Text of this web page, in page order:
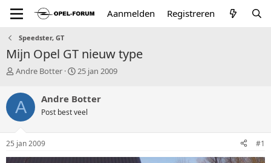
Aanmelden Registreren
Speedster, GT
Mijn Opel GT nieuw type
T
p
c
s
a
r
Andre Botter
S
r
t
a
u
25 jan 2009
A Andre Botter
Post best veel
25 jan 2009 #1